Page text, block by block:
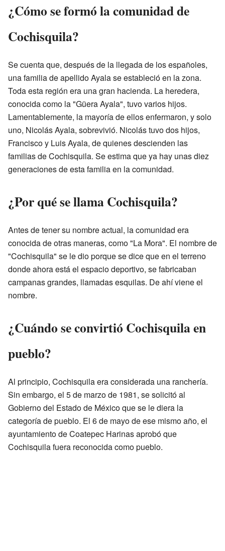
¿Cómo se formó la comunidad de
Cochisquila?
Se cuenta que, después de la llegada de los españoles,
una familia de apellido Ayala se estableció en la zona.
Toda esta región era una gran hacienda. La heredera,
conocida como la "Güera Ayala", tuvo varios hijos.
Lamentablemente, la mayoría de ellos enfermaron, y solo
uno, Nicolás Ayala, sobrevivió. Nicolás tuvo dos hijos,
Francisco y Luis Ayala, de quienes descienden las
familias de Cochisquila. Se estima que ya hay unas diez
generaciones de esta familia en la comunidad.
¿Por qué se llama Cochisquila?
Antes de tener su nombre actual, la comunidad era
conocida de otras maneras, como "La Mora". El nombre de
"Cochisquila" se le dio porque se dice que en el terreno
donde ahora está el espacio deportivo, se fabricaban
campanas grandes, llamadas esquilas. De ahí viene el
nombre.
¿Cuándo se convirtió Cochisquila en
pueblo?
Al principio, Cochisquila era considerada una ranchería.
Sin embargo, el 5 de marzo de 1981, se solicitó al
Gobierno del Estado de México que se le diera la
categoría de pueblo. El 6 de mayo de ese mismo año, el
ayuntamiento de Coatepec Harinas aprobó que
Cochisquila fuera reconocida como pueblo.